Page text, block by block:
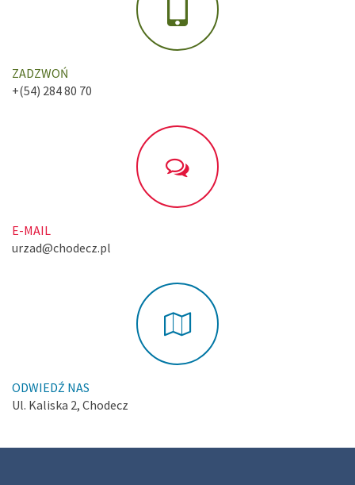
ZADZWOŃ
+(54) 284 80 70
E-MAIL
urzad@chodecz.pl
ODWIEDŹ NAS
Ul. Kaliska 2, Chodecz